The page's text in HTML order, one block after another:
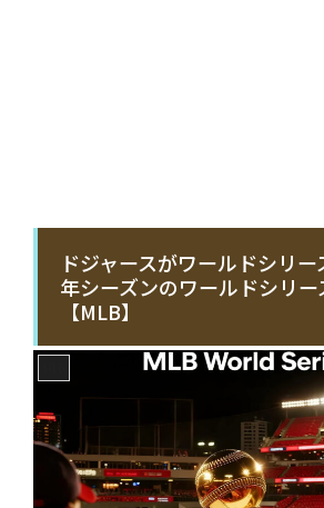
ドジャースがワールドシリ
年シーズンのワールドシリ
【MLB】